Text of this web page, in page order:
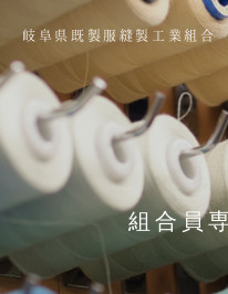
岐阜県既製服縫製工業組合
組合員